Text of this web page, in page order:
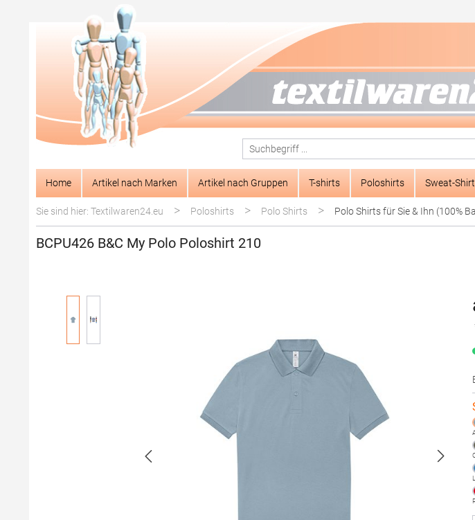
Zur Hauptnavigation springen
Home Artikel nach Marken Artikel nach Gruppen T-shirts Poloshirts Sweat-
Sie sind hier: Textilwaren24.eu > Poloshirts > Polo Shirts > Polo Shirts für Sie & Ihn (100%
BCPU426 B&C My Polo Poloshirt 210